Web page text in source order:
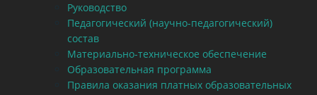
Руководство
Педагогический (научно-педагогический)
состав
Материально-техническое обеспечение
Образовательная программа
Правила оказания платных образовательных